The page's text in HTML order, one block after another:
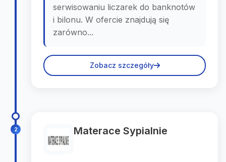
serwisowaniu liczarek do banknotów
i bilonu. W ofercie znajdują się
zarówno...
Zobacz szczegóły
2 Materace Sypialnie